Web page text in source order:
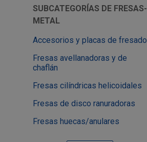
SUBCATEGORÍAS DE FRESAS-
METAL
Accesorios y placas de fresado
Fresas avellanadoras y de
chaflán
Fresas cilíndricas helicoidales
Fresas de disco ranuradoras
Fresas huecas/anulares